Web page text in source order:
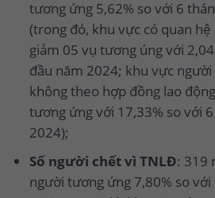
tương ứng 5,62% so với 6
(trong đó, khu vực có quan
giảm 05 vụ tương úng với
đầu năm 2024; khu vực
không theo hợp đồng lao
tương ứng với 17,33% so với
2024);
Số người chết vì TNLĐ: 319
người tương ứng 7,80% so